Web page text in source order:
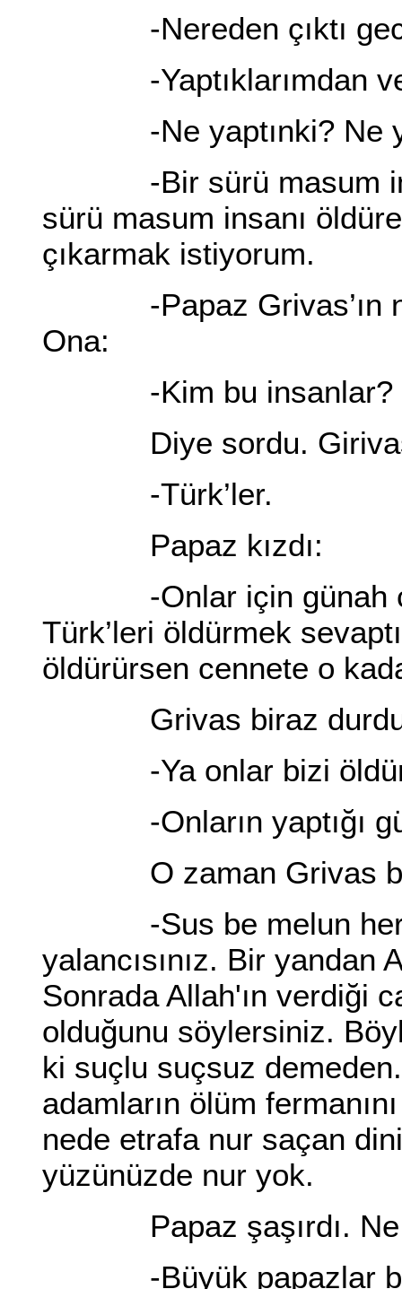
-Nereden çıktı
-Yaptıklarımdan ve
-Ne yaptınki? Ne
-Bir sürü masum
sürü masum insanı
çıkarmak istiyorum.
-Papaz Grivas’ın ne
Ona:
-Kim bu insanlar?
Diye sordu.
-Türk’ler.
Papaz kızdı:
-Onlar için günah
Türk’leri öldürmek
öldürürsen cennete o
Grivas biraz durdu.
-Ya onlar bizi
-Onların yaptığı
O zaman Grivas
-Sus be melun herif.
yalancısınız. Bir yandan
Sonrada Allah'ın verdiği
olduğunu söylersiniz.
ki suçlu suçsuz
adamların ölüm
nede etrafa nur saçan
yüzünüzde nur yok.
Papaz şaşırdı. Ne
-Büyük papazlar